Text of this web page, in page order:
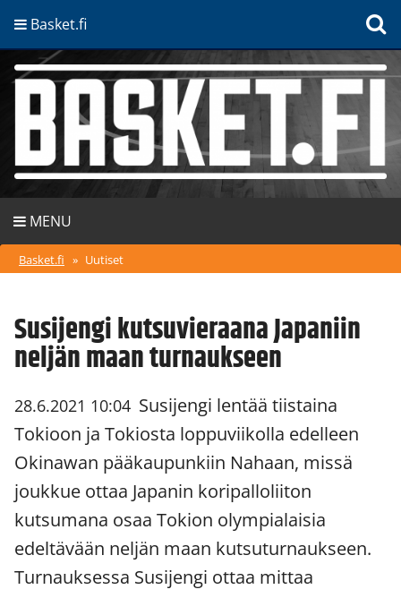
Basket.fi
MENU
Basket.fi » Uutiset
Susijengi kutsuvieraana Japaniin
neljän maan turnaukseen
28.6.2021 10:04 Susijengi lentää tiistaina
Tokioon ja Tokiosta loppuviikolla edelleen
Okinawan pääkaupunkiin Nahaan, missä
joukkue ottaa Japanin koripalloliiton
kutsumana osaa Tokion olympialaisia
edeltävään neljän maan kutsuturnaukseen.
Turnauksessa Susijengi ottaa mittaa